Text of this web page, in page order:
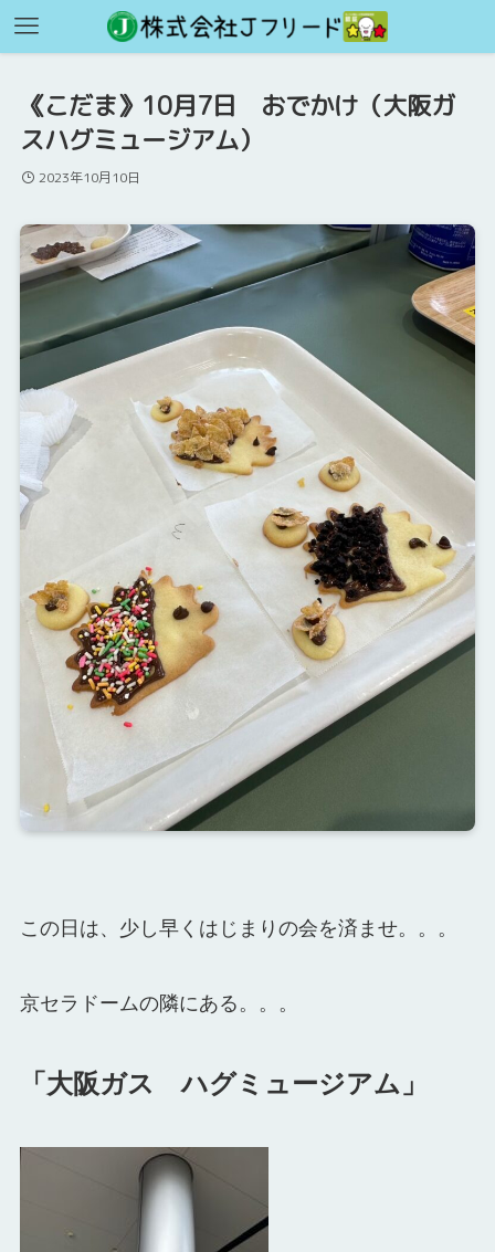
《こだま》10月7日 おでかけ（大阪ガ
スハグミュージアム）
2023年10月10日
この日は、少し早くはじまりの会を済ませ。。。
京セラドームの隣にある。。。
「大阪ガス ハグミュージアム」